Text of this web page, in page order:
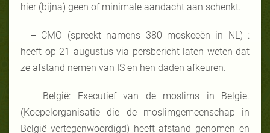
hier (bijna) geen of minimale aandacht aan schenkt.
– CMO (spreekt namens 380 moskeeën in NL) :
heeft op 21 augustus via persbericht laten weten dat
ze afstand nemen van IS en hen daden afkeuren.
– België: Executief van de moslims in Belgie.
(Koepelorganisatie die de moslimgemeenschap in
België vertegenwoordigd) heeft afstand genomen en